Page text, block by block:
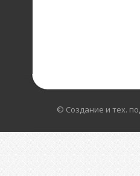
© Создание и тех.